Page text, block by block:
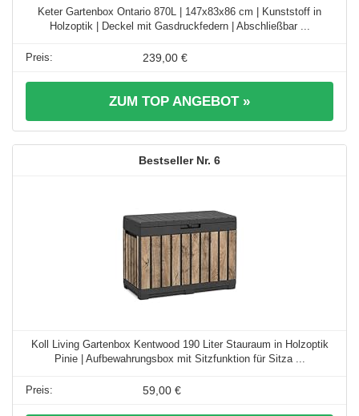
Keter Gartenbox Ontario 870L | 147x83x86 cm | Kunststoff in
Holzoptik | Deckel mit Gasdruckfedern | Abschließbar ...
239,00 €
ZUM TOP ANGEBOT »
6
Koll Living Gartenbox Kentwood 190 Liter Stauraum in Holzoptik
Pinie | Aufbewahrungsbox mit Sitzfunktion für Sitza ...
59,00 €